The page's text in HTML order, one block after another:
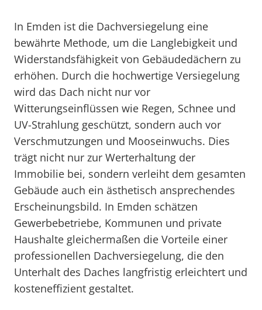
In Emden ist die Dachversiegelung eine
bewährte Methode, um die Langlebigkeit und
Widerstandsfähigkeit von Gebäudedächern zu
erhöhen. Durch die hochwertige Versiegelung
wird das Dach nicht nur vor
Witterungseinflüssen wie Regen, Schnee und
UV-Strahlung geschützt, sondern auch vor
Verschmutzungen und Mooseinwuchs. Dies
trägt nicht nur zur Werterhaltung der
Immobilie bei, sondern verleiht dem gesamten
Gebäude auch ein ästhetisch ansprechendes
Erscheinungsbild. In Emden schätzen
Gewerbebetriebe, Kommunen und private
Haushalte gleichermaßen die Vorteile einer
professionellen Dachversiegelung, die den
Unterhalt des Daches langfristig erleichtert und
kosteneffizient gestaltet.